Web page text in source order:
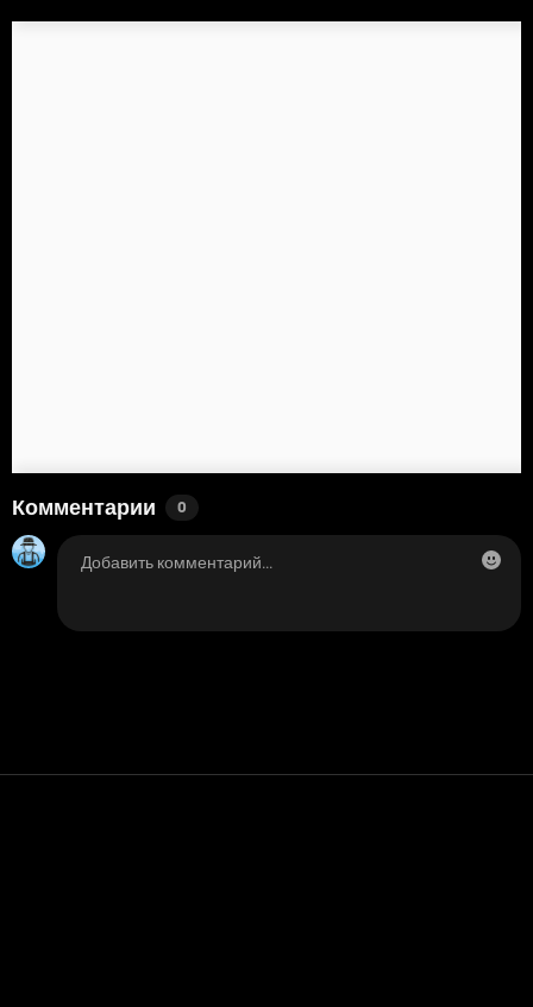
Комментарии 0